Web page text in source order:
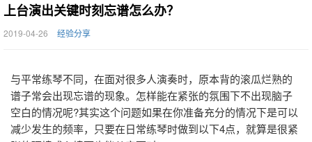
上台演出关键时刻忘谱怎么办？
2019-04-26 经验分享
与平常练琴不同，在面对很多人演奏时，原本背的滚瓜烂熟的
谱子常会出现忘谱的现象。怎样能在紧张的氛围下不出现脑子
空白的情况呢?其实这个问题如果在你准备充分的情况下是可以
减少发生的频率，只要在日常练琴时做到以下4点，就算是很紧